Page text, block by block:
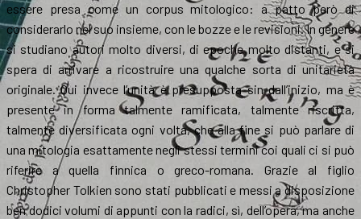
essere presa come un corpus mitologico: a patto però di
considerarlo nel suo insieme, con le bozze e le revisioni. In genere
si studiano autori molto diversi, di epoche molto distanti, e si
spera di arrivare a ricostruire una qualche sorta di unitarietà
originale. Qui invece l’unità è presupposta sin dall’inizio, ma è
presente in forma talmente ramificata, talmente riscritta,
talmente diversificata ogni volta, che alla fine si può parlare di
una mitologia esattamente negli stessi termini coi quali ci si può
riferire a quella finnica o greco-romana. Grazie al figlio
Christopher Tolkien sono stati pubblicati e messi a disposizione
ben dodici volumi di appunti con la radici, sì, dell’opera, ma anche